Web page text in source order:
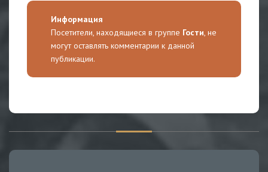
Информация
Посетители, находящиеся в группе Гости, не
могут оставлять комментарии к данной
публикации.